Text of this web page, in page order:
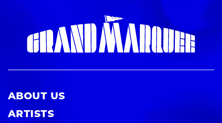
ABOUT US
ARTISTS